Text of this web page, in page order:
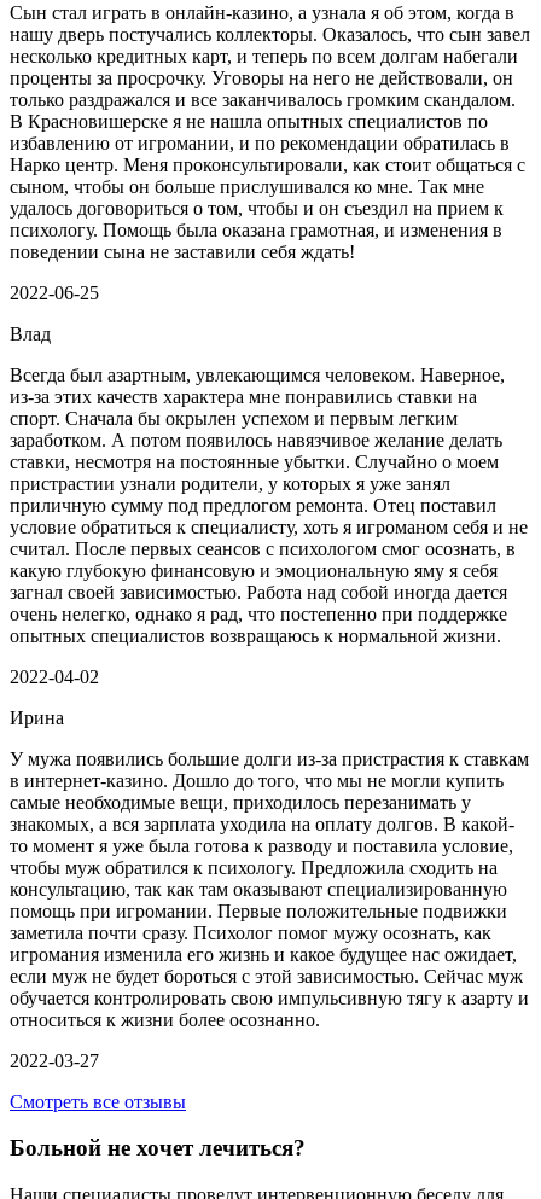
Сын стал играть в онлайн-казино, а узнала я об этом, когда в
нашу дверь постучались коллекторы. Оказалось, что сын завел
несколько кредитных карт, и теперь по всем долгам набегали
проценты за просрочку. Уговоры на него не действовали, он
только раздражался и все заканчивалось громким скандалом.
В Красновишерске я не нашла опытных специалистов по
избавлению от игромании, и по рекомендации обратилась в
Нарко центр. Меня проконсультировали, как стоит общаться с
сыном, чтобы он больше прислушивался ко мне. Так мне
удалось договориться о том, чтобы и он съездил на прием к
психологу. Помощь была оказана грамотная, и изменения в
поведении сына не заставили себя ждать!
2022-06-25
Влад
Всегда был азартным, увлекающимся человеком. Наверное,
из-за этих качеств характера мне понравились ставки на
спорт. Сначала бы окрылен успехом и первым легким
заработком. А потом появилось навязчивое желание делать
ставки, несмотря на постоянные убытки. Случайно о моем
пристрастии узнали родители, у которых я уже занял
приличную сумму под предлогом ремонта. Отец поставил
условие обратиться к специалисту, хоть я игроманом себя и не
считал. После первых сеансов с психологом смог осознать, в
какую глубокую финансовую и эмоциональную яму я себя
загнал своей зависимостью. Работа над собой иногда дается
очень нелегко, однако я рад, что постепенно при поддержке
опытных специалистов возвращаюсь к нормальной жизни.
2022-04-02
Ирина
У мужа появились большие долги из-за пристрастия к ставкам
в интернет-казино. Дошло до того, что мы не могли купить
самые необходимые вещи, приходилось перезанимать у
знакомых, а вся зарплата уходила на оплату долгов. В какой-
то момент я уже была готова к разводу и поставила условие,
чтобы муж обратился к психологу. Предложила сходить на
консультацию, так как там оказывают специализированную
помощь при игромании. Первые положительные подвижки
заметила почти сразу. Психолог помог мужу осознать, как
игромания изменила его жизнь и какое будущее нас ожидает,
если муж не будет бороться с этой зависимостью. Сейчас муж
обучается контролировать свою импульсивную тягу к азарту и
относиться к жизни более осознанно.
2022-03-27
Смотреть все отзывы
Больной не хочет лечиться?
Наши специалисты проведут интервенционную беседу для